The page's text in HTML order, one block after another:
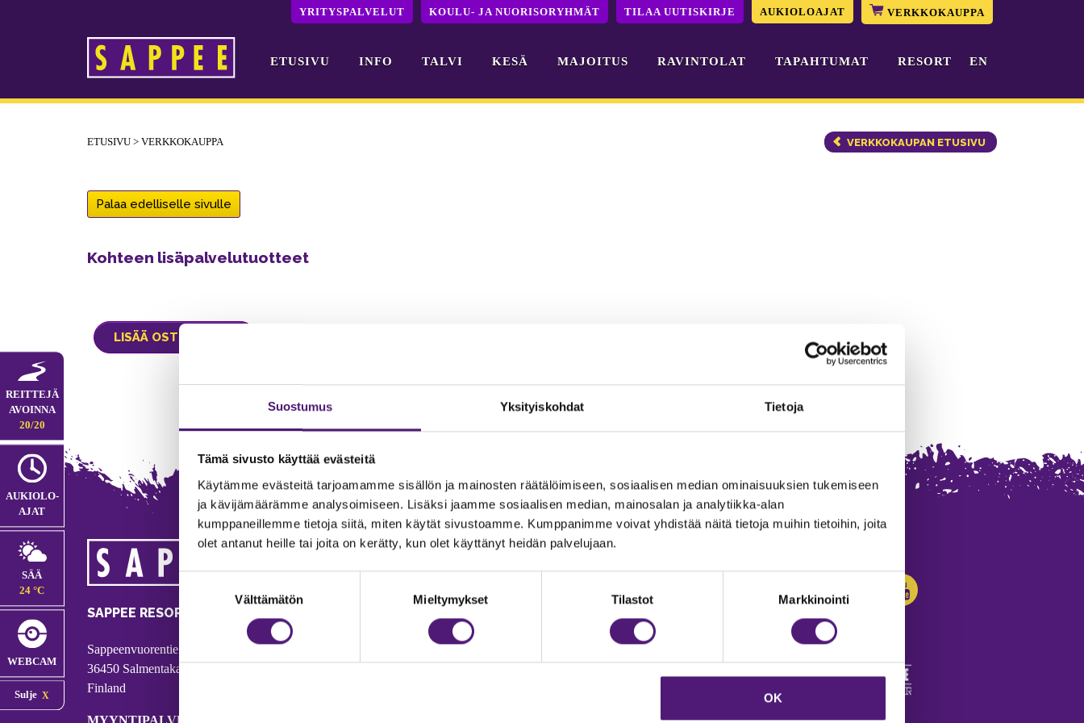
Suostumus Yksityiskohdat Tietoja
Tämä sivusto käyttää evästeitä
Käytämme evästeitä tarjoamamme sisällön ja mainosten räätälöimiseen, sosiaalisen median ominaisuuksien tukemiseen
ja kävijämäärämme analysoimiseen. Lisäksi jaamme sosiaalisen median, mainosalan ja analytiikka-alan
kumppaneillemme tietoja siitä, miten käytät sivustoamme. Kumppanimme voivat yhdistää näitä tietoja muihin tietoihin, joita
olet antanut heille tai joita on kerätty, kun olet käyttänyt heidän palvelujaan.
Välttämätön Mieltymykset Tilastot Markkinointi
OK
YRITYSPALVELUT KOULU- JA NUORISORYHMÄT TILAA UUTISKIRJE AUKIOLOAJAT VERKKOKAUPPA
Päävalikko ETUSIVU INFO TALVI KESÄ MAJOITUS RAVINTOLAT TAPAHTUMAT RESORT EN
REITTEJÄ
AVOINNA
20/20
AUKIOLO­
AJAT
SÄÄ
24 °C
WEBCAM
Sulje
ETUSIVU> VERKKOKAUPPA VERKKOKAUPAN ETUSIVU
Palaa edelliselle sivulle
Kohteen lisäpalvelutuotteet
SAPPEE RESORT
Sappeenvuorentie 200
36450 Salmentaka, Pälkäne
Finland
MYYNTIPALVELU/ INFO
MAJOITUS
020 755 9975
majoitus@sappee.fi
Vastuullisuus
Avoimet työpaikat
Anna palautetta